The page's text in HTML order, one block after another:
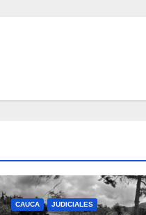
CAUCA JUDICIALES